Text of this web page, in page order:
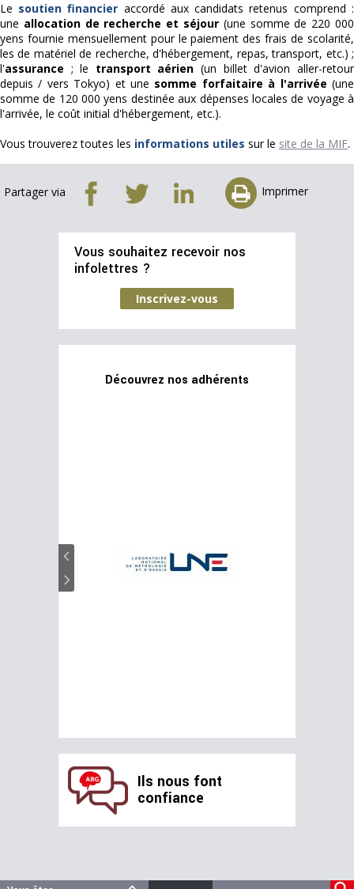
Le soutien financier accordé aux candidats retenus comprend :
une allocation de recherche et séjour (une somme de 220 000
yens fournie mensuellement pour le paiement des frais de scolarité,
les de matériel de recherche, d'hébergement, repas, transport, etc.) ;
l'assurance ; le transport aérien (un billet d'avion aller-retour
depuis / vers Tokyo) et une somme forfaitaire à l'arrivée (une
somme de 120 000 yens destinée aux dépenses locales de voyage à
l'arrivée, le coût initial d'hébergement, etc.).
Vous trouverez toutes les informations utiles sur le site de la MIF.
Partager via Imprimer
Vous souhaitez recevoir nos
infolettres ?
Inscrivez-vous
Découvrez nos adhérents
Ils nous font
confiance